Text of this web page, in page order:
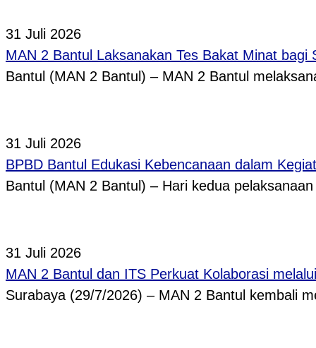
31 Juli 2026
MAN 2 Bantul Laksanakan Tes Bakat Minat bagi
Bantul (MAN 2 Bantul) – MAN 2 Bantul
31 Juli 2026
BPBD Bantul Edukasi Kebencanaan dalam
Bantul (MAN 2 Bantul) – Hari kedua
31 Juli 2026
MAN 2 Bantul dan ITS Perkuat Kolaborasi
Surabaya (29/7/2026) – MAN 2 Bantul kembali